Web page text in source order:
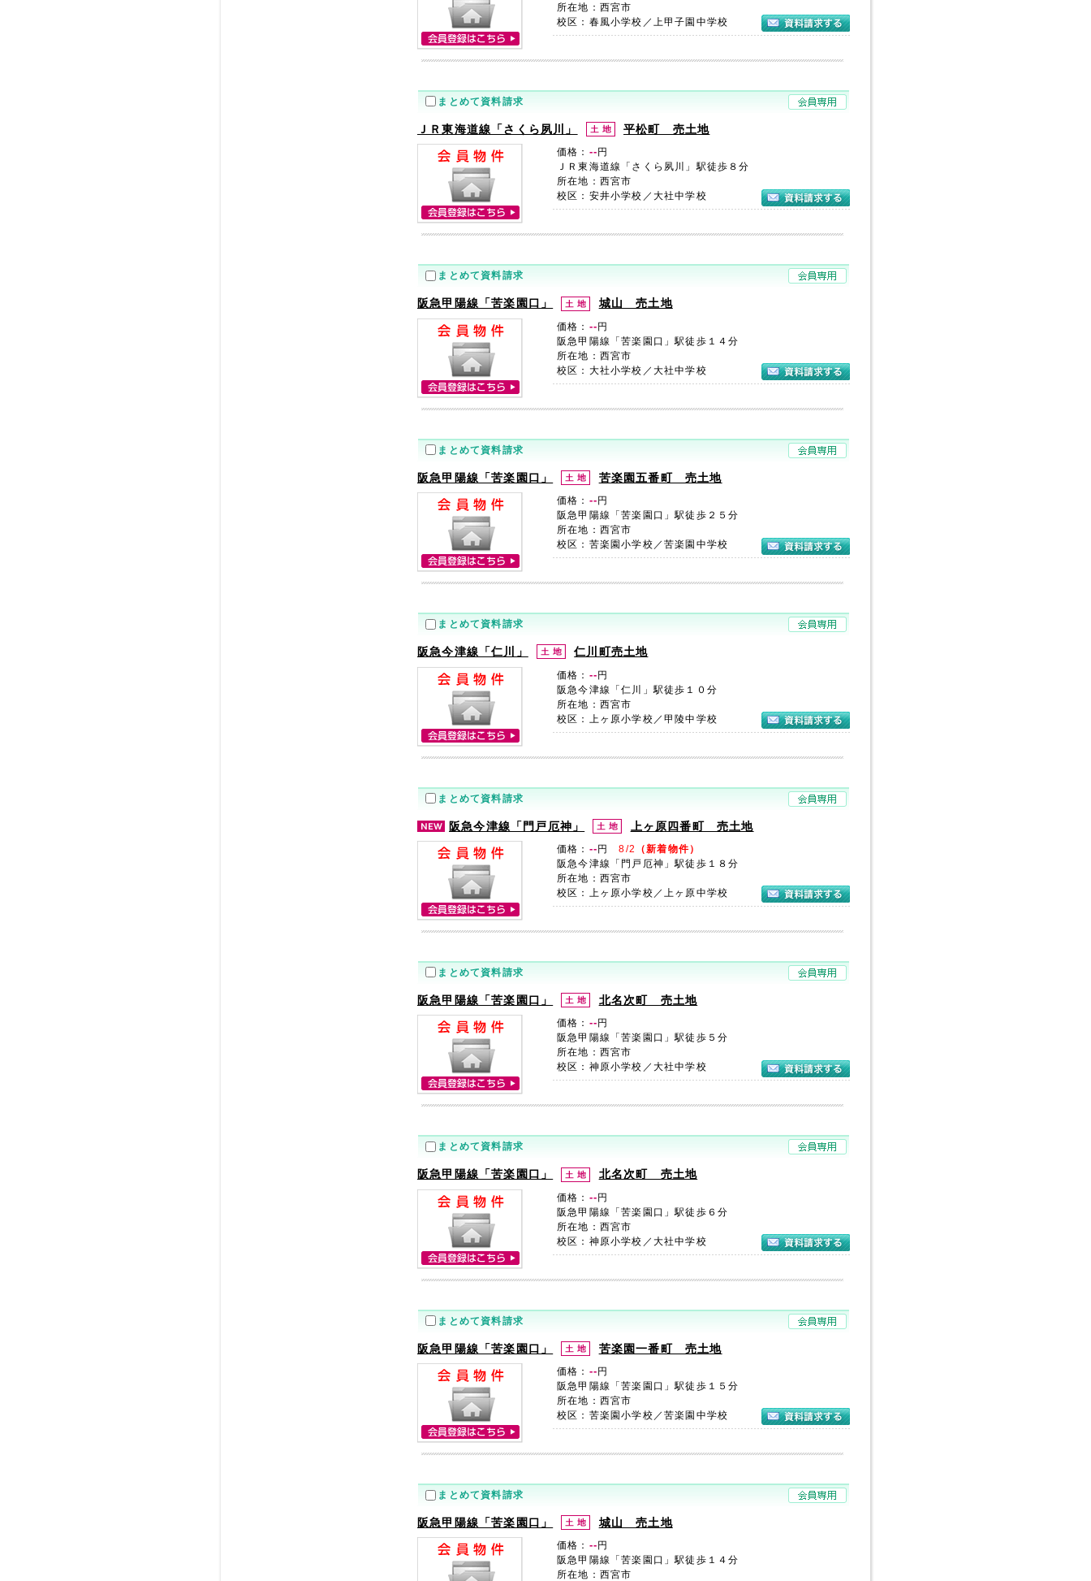
所在地：西宮市
校区：春風小学校／上甲子園中学校
まとめて資料請求
ＪＲ東海道線「さくら夙川」 平松町 売土地
価格： -- 円
ＪＲ東海道線「さくら夙川」駅徒歩８分
所在地：西宮市
校区：安井小学校／大社中学校
まとめて資料請求
阪急甲陽線「苦楽園口」 城山 売土地
価格： --円
阪急甲陽線「苦楽園口」駅徒歩１４分
所在地：西宮市
校区：大社小学校／大社中学校
まとめて資料請求
阪急甲陽線「苦楽園口」 苦楽園五番町 売土地
価格： -- 円
阪急甲陽線「苦楽園口」駅徒歩２５分
所在地：西宮市
校区：苦楽園小学校／苦楽園中学校
まとめて資料請求
阪急今津線「仁川」 仁川町売土地
価格： --円
阪急今津線「仁川」駅徒歩１０分
所在地：西宮市
校区：上ヶ原小学校／甲陵中学校
まとめて資料請求
阪急今津線「門戸厄神」 上ヶ原四番町 売土地
価格： -- 円 8/2
（新着物件）
阪急今津線「門戸厄神」駅徒歩１８分
所在地：西宮市
校区：上ヶ原小学校／上ヶ原中学校
まとめて資料請求
阪急甲陽線「苦楽園口」 北名次町 売土地
価格： -- 円
阪急甲陽線「苦楽園口」駅徒歩５分
所在地：西宮市
校区：神原小学校／大社中学校
まとめて資料請求
阪急甲陽線「苦楽園口」 北名次町 売土地
価格： --円
阪急甲陽線「苦楽園口」駅徒歩６分
所在地：西宮市
校区：神原小学校／大社中学校
まとめて資料請求
阪急甲陽線「苦楽園口」 苦楽園一番町 売土地
価格： -- 円
阪急甲陽線「苦楽園口」駅徒歩１５分
所在地：西宮市
校区：苦楽園小学校／苦楽園中学校
まとめて資料請求
阪急甲陽線「苦楽園口」 城山 売土地
価格： -- 円
阪急甲陽線「苦楽園口」駅徒歩１４分
所在地：西宮市